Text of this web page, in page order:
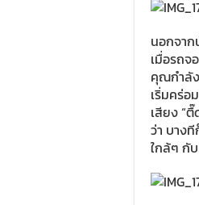
นอกจา
เมื่อรถ
คุณกำลัง
เริ่มคร่อ
เสียง “
ว่า บาง
ใกล้ๆ กั